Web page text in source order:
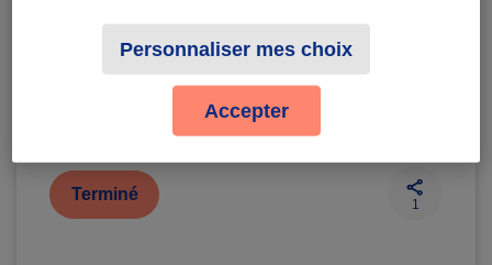
Badges à récolter
Terminé
1
Personnaliser mes choix
Accepter